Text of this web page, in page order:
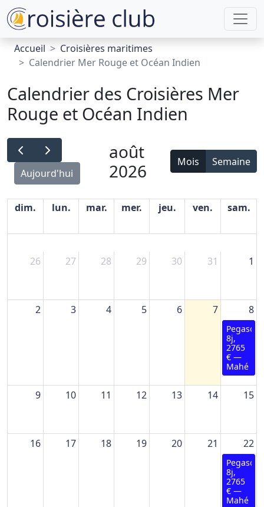
Accueil
Croisières maritimes
Calendrier Mer Rouge et Océan Indien
Calendrier des Croisières Mer
Rouge et Océan Indien
Aujourd'hui
août
2026
Mois Semaine
dim. lun. mar. mer. jeu. ven. sam.
26 27 28 29 30 31 1
2 3 4 5 6 7 8
Pegasos,
8j,
2765
€ —
Mahé
9 10 11 12 13 14 15
16 17 18 19 20 21 22
Pegasos,
8j,
2765
€ —
Mahé